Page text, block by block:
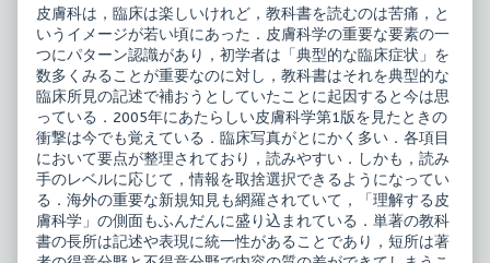
学
第
3
版
published
on
た
ら
し
い
皮
膚
科
学
第
3
版,
皮膚科は，臨床は楽しいけれど，教科書を読むのは苦痛，と
いうイメージが若い頃にあった．皮膚科学の重要な要素の一
つにパターン認識があり，初学者は「典型的な臨床症状」を
数多くみることが重要なのに対し，教科書はそれを典型的な
臨床所見の記述で補おうとしていたことに起因すると今は思
っている．2005年にあたらしい皮膚科学第1版を見たときの
衝撃は今でも覚えている．臨床写真がとにかく多い．各項目
において要点が整理されており，読みやすい．しかも，読み
手のレベルに応じて，情報を取捨選択できるようになってい
る．海外の重要な新規知見も網羅されていて，「理解する皮
膚科学」の側面もふんだんに盛り込まれている．単著の教科
書の長所は記述や表現に統一性があることであり，短所は著